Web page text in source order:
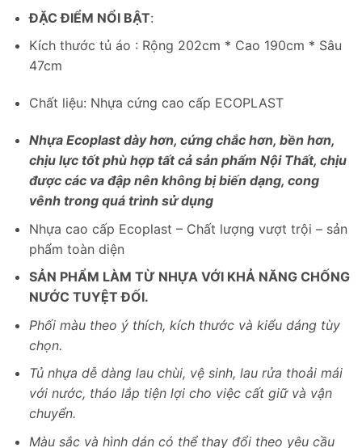
ĐẶC ĐIỂM NỔI BẬT:
Kích thước tủ áo : Rộng 202cm * Cao 190cm * Sâu
47cm
Chất liệu: Nhựa cứng cao cấp ECOPLAST
Nhựa Ecoplast dày hơn, cứng chắc hơn, bền hơn,
chịu lực tốt phù hợp tất cả sản phẩm Nội Thất, chịu
được các va đập nên không bị biến dạng, cong
vênh trong quá trình sử dụng
Nhựa cao cấp Ecoplast – Chất lượng vượt trội – sản
phẩm toàn diện
SẢN PHẨM LÀM TỪ NHỰA VỚI KHẢ NĂNG CHỐNG
NƯỚC TUYỆT ĐỐI.
Phối màu theo ý thích, kích thước và kiểu dáng tùy
chọn.
Tủ nhựa dễ dàng lau chùi, vệ sinh, lau rửa thoải mái
với nước, tháo lắp tiện lợi cho việc cất giữ và vận
chuyển.
Màu sắc và hình dán có thể thay đổi theo yêu cầu